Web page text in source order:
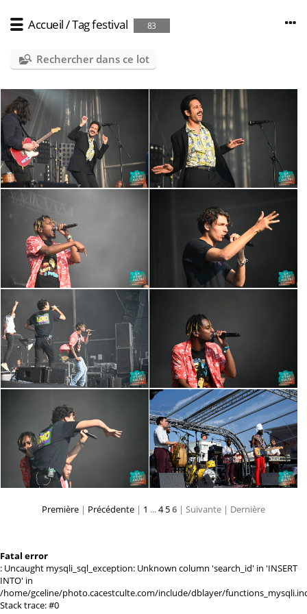
Accueil/Tagfestival 83
Rechercher dans ce lot
Première | Précédente | 1 ...4 56 | Suivante | Dernière
Fatal error
: Uncaught mysqli_sql_exception: Unknown column 'search_id' in 'INSERT
INTO' in
/home/gceline/photo.cacestculte.com/include/dblayer/
Stack trace: #0